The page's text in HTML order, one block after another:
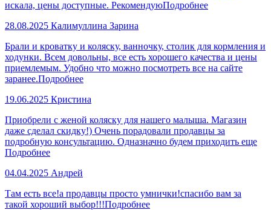
искала, цены доступные. РекомендуюПодробнее
28.08.2025 Калимуллина Зарина
Брали и кроватку и коляску, ванночку, столик для кормления и
ходунки. Всем довольны, все есть хорошего качества и цены
приемлемым. Удобно что можно посмотреть все на сайте
заранее.Подробнее
19.06.2025 Кристина
Приобрели с женой коляску для нашего малыша. Магазин
даже сделал скидку!) Очень порадовали продавцы за
подробную консультацию. Одназначно будем приходить еще
Подробнее
04.04.2025 Андрей
Там есть все!а продавцы просто умнички!спасибо вам за
такой хороший выбор!!!Подробнее